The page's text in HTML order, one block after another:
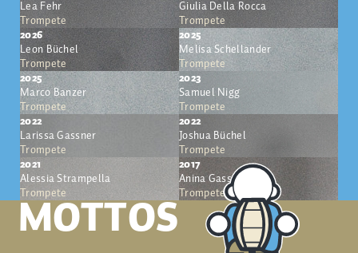
Lea Fehr
Trompete
Giulia Della Rocca
Trompete
2026
Leon Büchel
Trompete
2025
Melisa Schellander
Trompete
2025
Marco Banzer
Trompete
2023
Samuel Nigg
Trompete
2022
Larissa Gassner
Trompete
2022
Joshua Büchel
Trompete
2021
Alessia Strampella
Trompete
2017
Anina Gassner
Trompete
MOTTOS